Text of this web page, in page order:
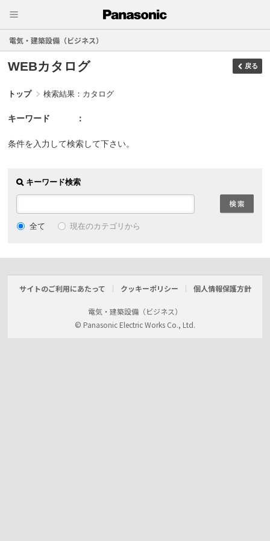
電気・建築設備（ビジネス）
WEBカタログ 戻る
トップ 検索結果：カタログ
キーワード
条件を入力して検索して下さい。
キーワード検索
全て 現在のカテゴリから
サイトのご利用にあたって クッキーポリシー 個人情報保護方針
電気・建築設備（ビジネス）
© Panasonic Electric Works Co., Ltd.